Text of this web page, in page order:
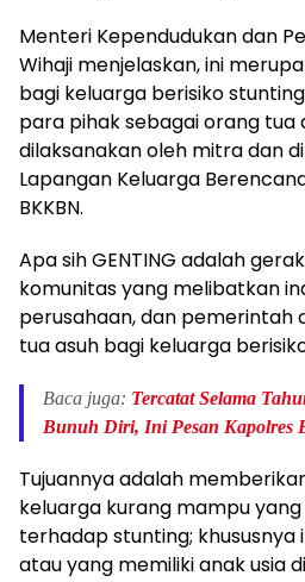
Menteri Kependudukan dan
Wihaji menjelaskan, ini
bagi keluarga berisiko
para pihak sebagai orang tua
dilaksanakan oleh mitra dan
Lapangan Keluarga
BKKBN.
Apa sih GENTING adalah
komunitas yang melibatkan
perusahaan, dan pemerintah
tua asuh bagi keluarga
Baca juga: Tercatat Selama
Bunuh Diri, Ini Pesan Kapolres
Tujuannya adalah
keluarga kurang mampu
terhadap stunting; khususnya
atau yang memiliki anak usia